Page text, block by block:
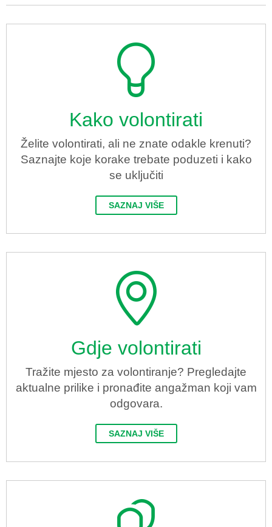
Kako volontirati
Želite volontirati, ali ne znate odakle krenuti?
Saznajte koje korake trebate poduzeti i kako
se uključiti
SAZNAJ VIŠE
Gdje volontirati
Tražite mjesto za volontiranje? Pregledajte
aktualne prilike i pronađite angažman koji vam
odgovara.
SAZNAJ VIŠE